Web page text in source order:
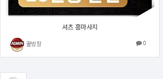
셔츠 홈마사지
꿀방장 0